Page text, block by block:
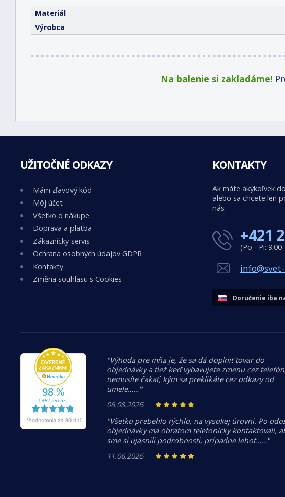
Materiál
Výrobca
Na balenie si zakladáme!
UŽITOČNÉ ODKAZY
Mám zľavový kód
Môj účet
Všetko o nákupe
Doprava a platba
Zákaznícky servis
Ochrana osobných údajov GDPR
Kontakty
Změna souhlasu s Cookies
KONTAKTY
Ak máte akýkoľvek
alebo sa chcete len
nás:
+421
(Po - Pi: 9:00
Doručenie iba
"Výhoda pre mňa je, že sa dá doplniť tovar do
objednávky a tiež keď vybavujete zmenu cez
nemusíte čakať, kým sa preklikáte cez odkazy od
umele……"
06.08.2026
"Všetko prebehlo rýchlo, na vysokej úrovni. Po
objednávky ma obratom telefonicky kontaktovali,
sme si ujasnili podrobnosti, prípadne lehot……"
11.06.2026